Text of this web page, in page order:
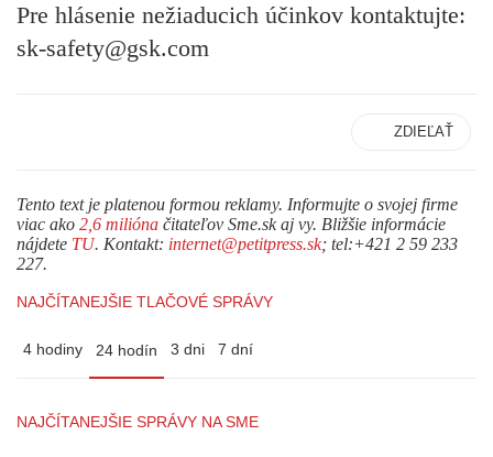
Pre hlásenie nežiaducich účinkov kontaktujte:
sk-safety@gsk.com
ZDIEĽAŤ
Tento text je platenou formou reklamy. Informujte o svojej firme
viac ako 2,6 milióna čitateľov Sme.sk aj vy. Bližšie informácie
nájdete TU. Kontakt: internet@petitpress.sk; tel:+421 2 59 233
227.
NAJČÍTANEJŠIE TLAČOVÉ SPRÁVY
4 hodiny 24 hodín 3 dni 7 dní
NAJČÍTANEJŠIE SPRÁVY NA SME